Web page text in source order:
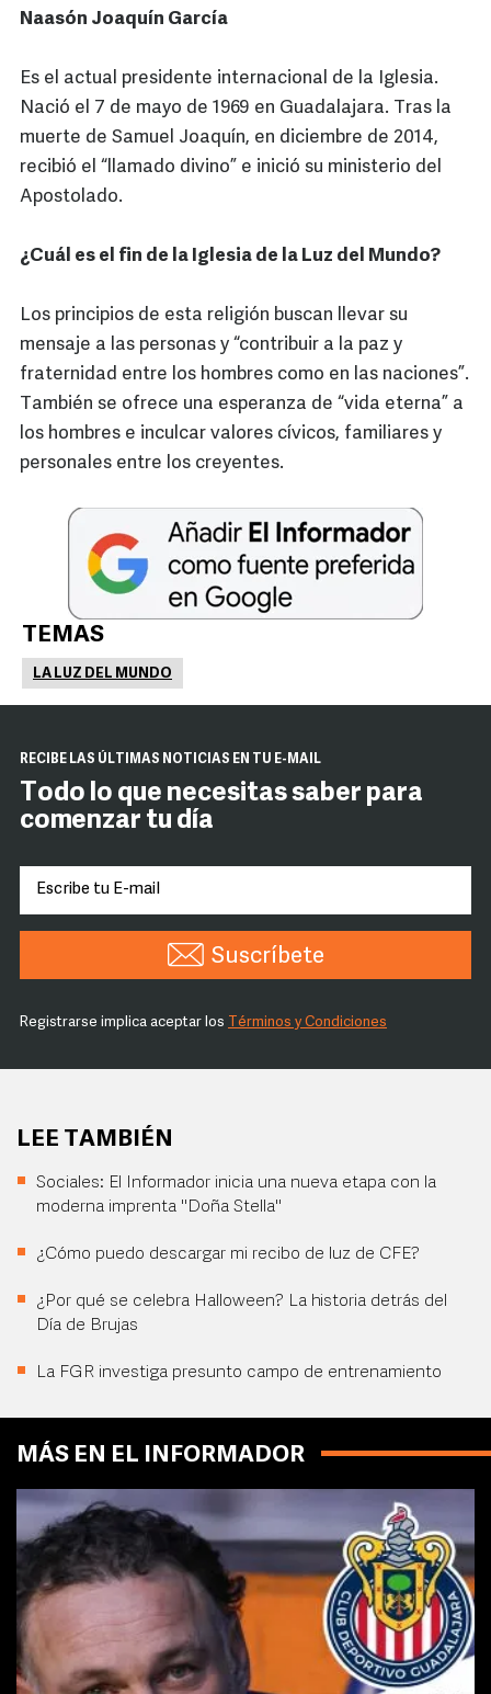
Naasón Joaquín García
Es el actual presidente internacional de la Iglesia.
Nació el 7 de mayo de 1969 en Guadalajara. Tras la
muerte de Samuel Joaquín, en diciembre de 2014,
recibió el “llamado divino” e inició su ministerio del
Apostolado.
¿Cuál es el fin de la Iglesia de la Luz del Mundo?
Los principios de esta religión buscan llevar su
mensaje a las personas y “contribuir a la paz y
fraternidad entre los hombres como en las naciones”.
También se ofrece una esperanza de “vida eterna” a
los hombres e inculcar valores cívicos, familiares y
personales entre los creyentes.
TEMAS
LA LUZ DEL MUNDO
RECIBE LAS ÚLTIMAS NOTICIAS EN TU E-MAIL
Todo lo que necesitas saber para
comenzar tu día
Suscríbete
Registrarse implica aceptar los Términos y Condiciones
LEE TAMBIÉN
Sociales: El Informador inicia una nueva etapa con la
moderna imprenta "Doña Stella"
¿Cómo puedo descargar mi recibo de luz de CFE?
¿Por qué se celebra Halloween? La historia detrás del
Día de Brujas
La FGR investiga presunto campo de entrenamiento
MÁS EN EL INFORMADOR